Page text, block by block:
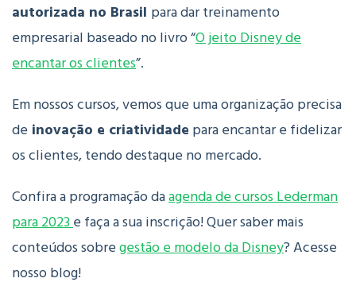
autorizada no Brasil para dar treinamento
empresarial baseado no livro “O jeito Disney de
encantar os clientes”.
Em nossos cursos, vemos que uma organização precisa
de inovação e criatividade para encantar e fidelizar
os clientes, tendo destaque no mercado.
Confira a programação daagenda de cursos Lederman
para 2023e faça a sua inscrição!Quer saber mais
conteúdos sobregestão e modelo da Disney? Acesse
nosso blog!